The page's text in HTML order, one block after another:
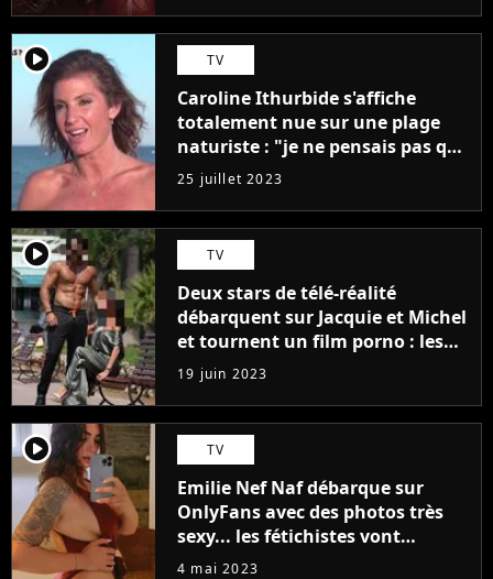
player2 TV
Caroline Ithurbide s'affiche
totalement nue sur une plage
naturiste : "je ne pensais pas que
j'arriverais à le faire..."
25 juillet 2023
player2 TV
Deux stars de télé-réalité
débarquent sur Jacquie et Michel
et tournent un film porno : les
premières images du tournage
(exclu)
19 juin 2023
player2 TV
Emilie Nef Naf débarque sur
OnlyFans avec des photos très
sexy... les fétichistes vont
prendre leur pied !
4 mai 2023